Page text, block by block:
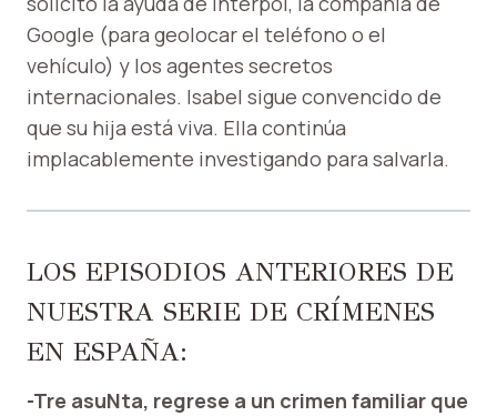
Google (para geolocar el teléfono o el
vehículo) y los agentes secretos
internacionales. Isabel sigue convencido de
que su hija está viva. Ella continúa
implacablemente investigando para salvarla.
LOS EPISODIOS ANTERIORES DE
NUESTRA SERIE DE CRÍMENES
EN ESPAÑA:
-Tre asuNta, regrese a un crimen familiar que